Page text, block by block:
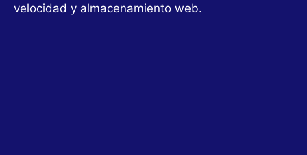
velocidad y almacenamiento web.